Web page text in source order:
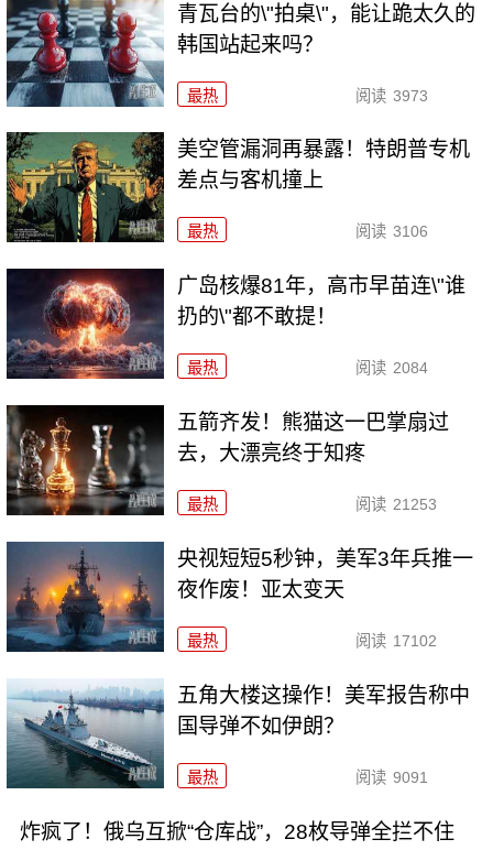
青瓦台的\"拍桌\"，能让跪太久的
韩国站起来吗？
最热 阅读 3973
美空管漏洞再暴露！特朗普专机
差点与客机撞上
最热 阅读 3106
广岛核爆81年，高市早苗连\"谁
扔的\"都不敢提！
最热 阅读 2084
五箭齐发！熊猫这一巴掌扇过
去，大漂亮终于知疼
最热 阅读 21253
央视短短5秒钟，美军3年兵推一
夜作废！亚太变天
最热 阅读 17102
五角大楼这操作！美军报告称中
国导弹不如伊朗？
最热 阅读 9091
炸疯了！俄乌互掀“仓库战”，28枚导弹全拦不住